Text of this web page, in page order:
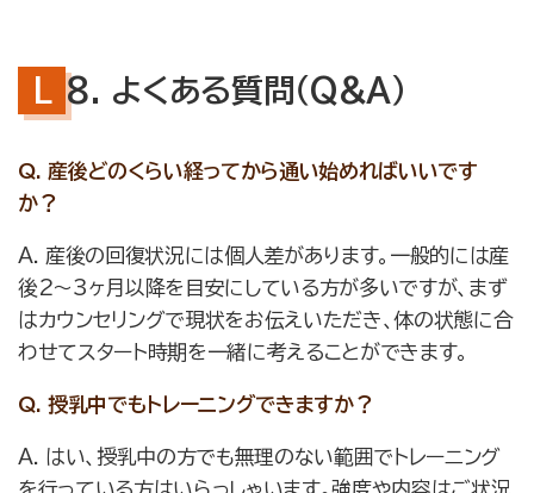
8. よくある質問（Q&A）
Q. 産後どのくらい経ってから通い始めればいいです
か？
A. 産後の回復状況には個人差があります。一般的には産
後2〜3ヶ月以降を目安にしている方が多いですが、まず
はカウンセリングで現状をお伝えいただき、体の状態に合
わせてスタート時期を一緒に考えることができます。
Q. 授乳中でもトレーニングできますか？
A. はい、授乳中の方でも無理のない範囲でトレーニング